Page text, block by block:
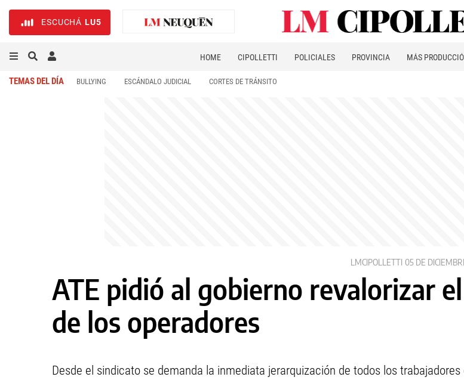
ESCUCHÁ LU5
HOME CIPOLLETTI POLICIALES PROVINCIA MÁS
TEMAS DEL DÍA BULLYING ESCÁNDALO JUDICIAL CORTES DE TRÁNSITO
LMCIPOLLETTI 05 DE
ATE pidió al gobierno revalorizar
de los operadores
Desde el sindicato se demanda la inmediata jerarquización de todos los trabajadores